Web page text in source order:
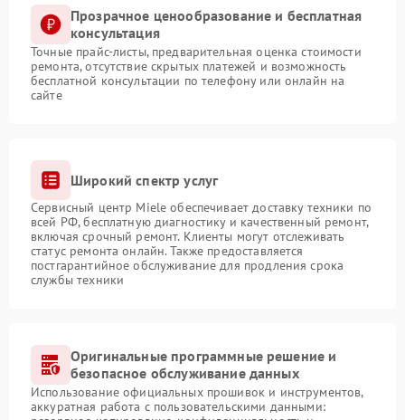
Прозрачное ценообразование и бесплатная
консультация
Точные прайс-листы, предварительная оценка стоимости
ремонта, отсутствие скрытых платежей и возможность
бесплатной консультации по телефону или онлайн на
сайте
Широкий спектр услуг
Сервисный центр Miele обеспечивает доставку техники по
всей РФ, бесплатную диагностику и качественный ремонт,
включая срочный ремонт. Клиенты могут отслеживать
статус ремонта онлайн. Также предоставляется
постгарантийное обслуживание для продления срока
службы техники
Оригинальные программные решение и
безопасное обслуживание данных
Использование официальных прошивок и инструментов,
аккуратная работа с пользовательскими данными: